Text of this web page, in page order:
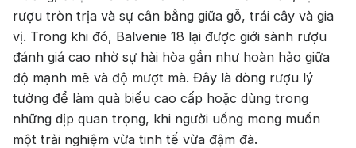
rượu tròn trịa và sự cân bằng giữa gỗ, trái cây và gia
vị. Trong khi đó, Balvenie 18 lại được giới sành rượu
đánh giá cao nhờ sự hài hòa gần như hoàn hảo giữa
độ mạnh mẽ và độ mượt mà. Đây là dòng rượu lý
tưởng để làm quà biếu cao cấp hoặc dùng trong
những dịp quan trọng, khi người uống mong muốn
một trải nghiệm vừa tinh tế vừa đậm đà.